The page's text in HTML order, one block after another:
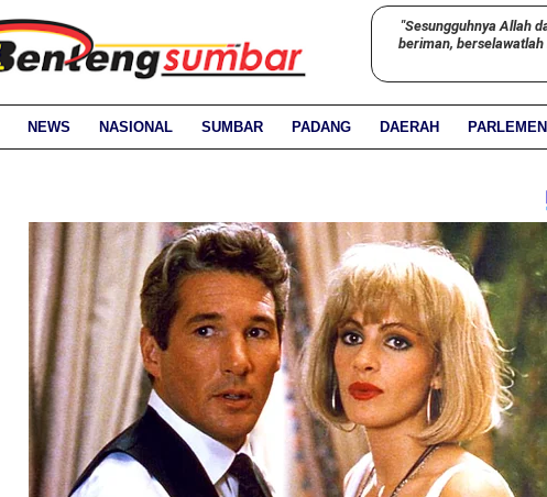
"Sesungguhnya Allah
beriman,
NEWS NASIONAL SUMBAR PADANG DAERAH